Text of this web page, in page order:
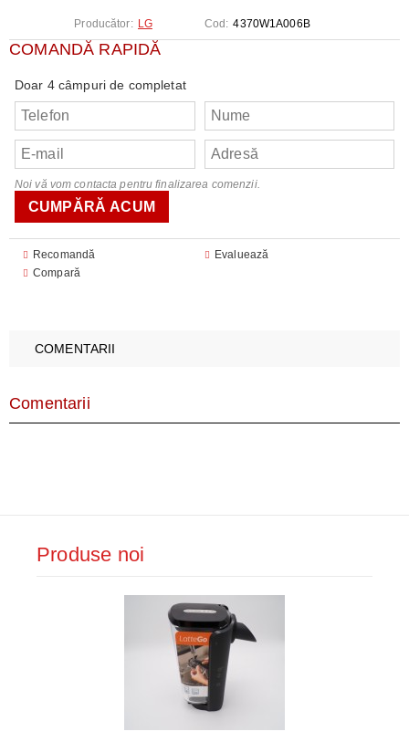
Producător: LG Cod: 4370W1A006B
COMANDĂ RAPIDĂ
Doar 4 câmpuri de completat
Noi vă vom contacta pentru finalizarea comenzii.
Recomandă
Evaluează
Compară
COMENTARII
Comentarii
Produse noi